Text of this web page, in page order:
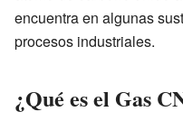
encuentra en algunas
procesos industriales.
¿Qué es el Gas